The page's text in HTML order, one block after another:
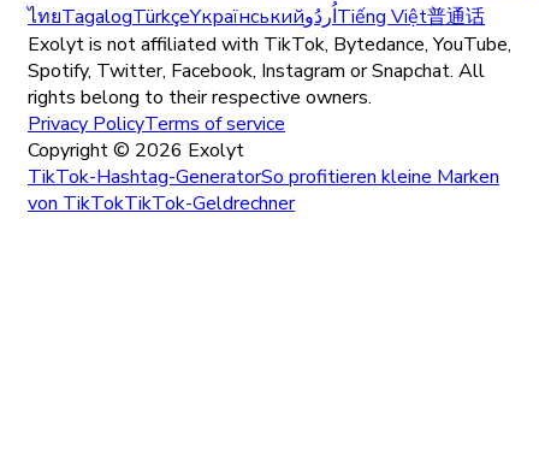
ไทยTagalogTürkçeYкраїнськийاُردُوTiếng Việt普通话
Exolyt is not affiliated with TikTok, Bytedance, YouTube,
Spotify, Twitter, Facebook, Instagram or Snapchat. All
rights belong to their respective owners.
Privacy PolicyTerms of service
Copyright © 2026 Exolyt
TikTok-Hashtag-GeneratorSo profitieren kleine Marken
von TikTokTikTok-Geldrechner